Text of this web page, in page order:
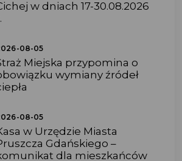
w dniach 17-30.08.2026
08-05
Miejska przypomina o
wymiany źródeł
08-05
w Urzędzie Miasta
Gdańskiego –
dla mieszkańców